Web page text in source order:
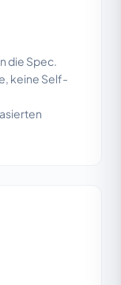
die Spec.
keine Self-